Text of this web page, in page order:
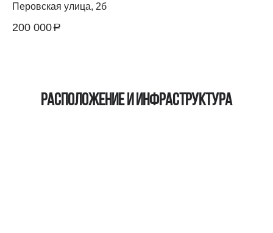
Перовская улица, 2б
200 000a
Расположение и инфраструктура